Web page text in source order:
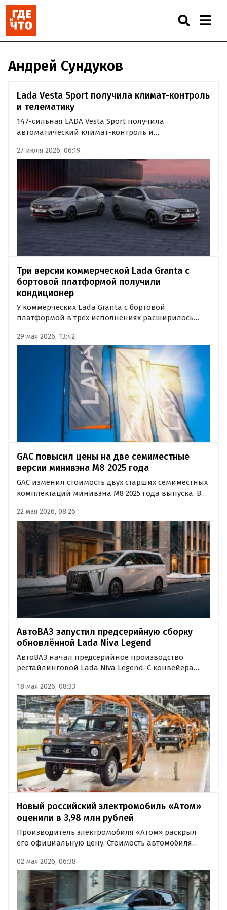
Андрей Сундуков
Lada Vesta Sport получила климат-контроль
и телематику
147-сильная LADA Vesta Sport получила
автоматический климат-контроль и
данным портала «Лада.онлайн», дилеры уже
принимают заявки, а поставки автомобилей в
27 июля 2026, 06:19
Три версии коммерческой Lada Granta с
бортовой платформой получили
кондиционер
У коммерческих Lada Granta с бортовой
платформой в трех исполнениях расширилось
варианта с кунгом появился кондиционер,
выяснили «Автоновости дня» при мониторинге
прайс-листов «АвтоВАЗа».
29 мая 2026, 13:42
GAC повысил цены на две семиместные
версии минивэна M8 2025 года
GAC изменил стоимость двух старших семиместных
комплектаций минивэна M8 2025 года выпуска. В
дороже, выяснили «Автоновости дня» в ходе
мониторинга прайс-листов марки.
22 мая 2026, 08:26
АвтоВАЗ запустил предсерийную сборку
обновлённой Lada Niva Legend
АвтоВАЗ начал предсерийное производство
рестайлинговой Lada Niva Legend. С конвейера
«Автоновостям дня» сообщил представитель
компании.
18 мая 2026, 08:33
Новый российский электромобиль «Атом»
оценили в 3,98 млн рублей
Производитель электромобиля «Атом» раскрыл
его официальную цену. Стоимость автомобиля
бесплатное ТО, 8-летняя гарантия и доставка
машины до клиента.
02 мая 2026, 06:38